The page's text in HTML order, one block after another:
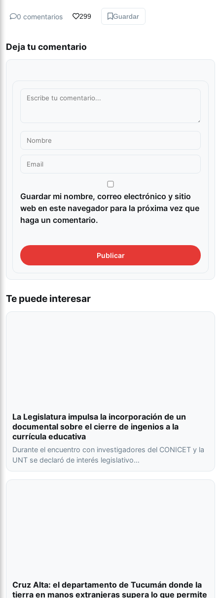
0 comentarios 299 Guardar
Deja tu comentario
Guardar mi nombre, correo electrónico y sitio
web en este navegador para la próxima vez que
haga un comentario.
Te puede interesar
La Legislatura impulsa la incorporación de un
documental sobre el cierre de ingenios a la
currícula educativa
Durante el encuentro con investigadores del CONICET y la
UNT se declaró de interés legislativo…
Cruz Alta: el departamento de Tucumán donde la
tierra en manos extranjeras supera lo que permite